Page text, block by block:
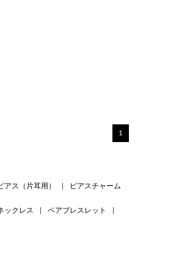
1
アス（片耳用） ピアスチャーム
ックレス ペアブレスレット